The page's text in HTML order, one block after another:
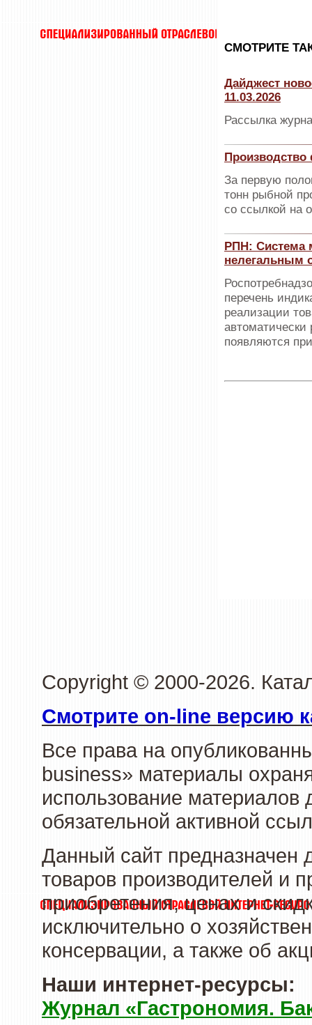
CМОТРИТЕ
Дайджест
11.03.2026
Рассылка
Производство
За первую
тонн рыбной
со ссылкой на
РПН: Система
нелегальным
перечень
реализации
автоматически
появляются
Copyright © 2000-2026.
Смотрите on-line версию
Все права на
business» материалы
использование материалов
обязательной активной
Данный сайт предназначен
товаров производителей и
приобретения, ценах и
исключительно о
консервации, а также об
Наши интернет-ресурсы:
Журнал «Гастрономия.